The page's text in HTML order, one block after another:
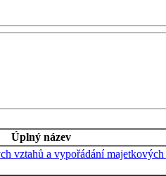
Úplný název
vztahů a vypořádání